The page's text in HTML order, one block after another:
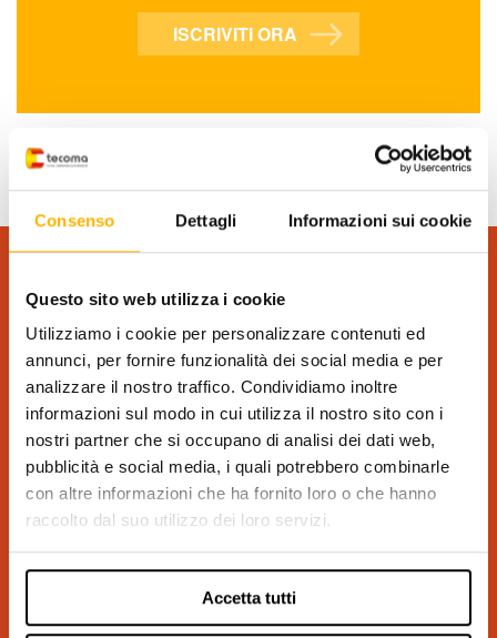
Consenso Dettagli Informazioni sui cookie
Questo sito web utilizza i cookie
Utilizziamo i cookie per personalizzare contenuti ed
annunci, per fornire funzionalità dei social media e per
analizzare il nostro traffico. Condividiamo inoltre
informazioni sul modo in cui utilizza il nostro sito con i
nostri partner che si occupano di analisi dei dati web,
pubblicità e social media, i quali potrebbero combinarle
con altre informazioni che ha fornito loro o che hanno
raccolto dal suo utilizzo dei loro servizi.
Accetta tutti
ISCRIVITI ORA
RICHIEDI INFORMAZIONI
(*) campi obbligatori